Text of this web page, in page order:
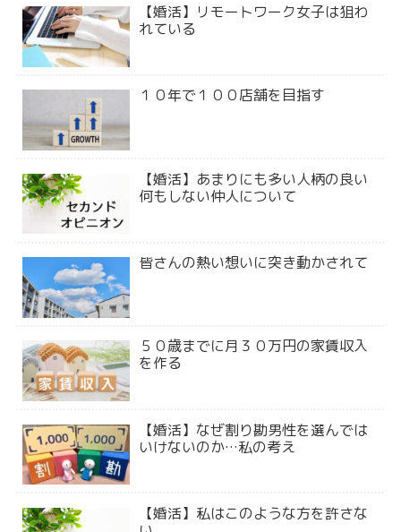
【婚活】リモートワーク女子は狙わ
れている
１０年で１００店舗を目指す
【婚活】あまりにも多い人柄の良い
何もしない仲人について
皆さんの熱い想いに突き動かされて
５０歳までに月３０万円の家賃収入
を作る
【婚活】なぜ割り勘男性を選んでは
いけないのか…私の考え
【婚活】私はこのような方を許さな